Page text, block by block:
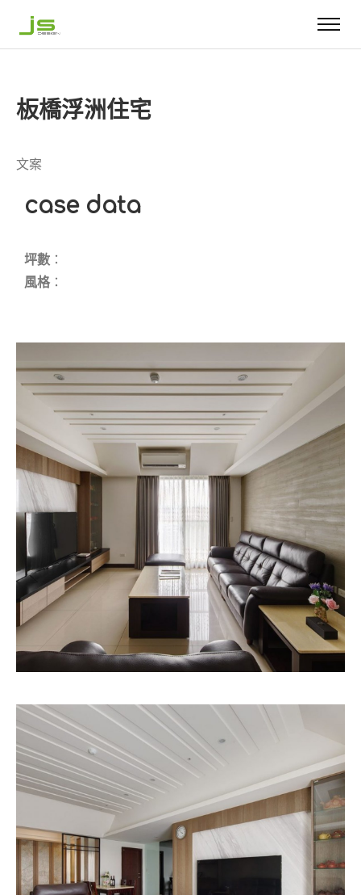
板橋浮洲住宅
文案
case data
坪數 ：
風格 ：